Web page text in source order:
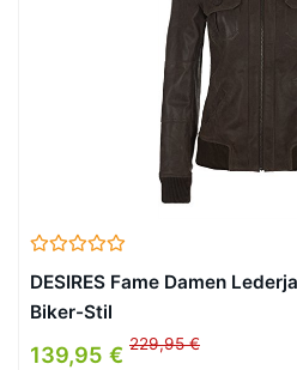
DESIRES Fame Damen
Biker-Stil
139,95 € 229,95 €